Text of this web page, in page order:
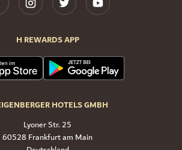
H REWARDS APP
HOTELS GMBH
Lyoner Str. 25
60528 Frankfurt am Main